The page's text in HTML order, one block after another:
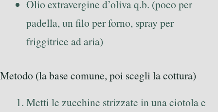
Olio extravergine d’oliva q.b. (poco per
padella, un filo per forno, spray per
friggitrice ad aria)
Metodo (la base comune, poi scegli la cottura)
Metti le zucchine strizzate in una ciotola e